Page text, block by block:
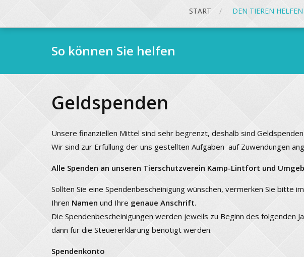
START
DEN TIEREN HELFEN
So können Sie helfen
Geldspenden
Unsere finanziellen Mittel sind sehr begrenzt, deshalb sind
Wir sind zur Erfüllung der uns gestellten Aufgaben auf Zuwendungen
Alle Spenden an unseren Tierschutzverein Kamp-Lintfort und
Sollten Sie eine Spendenbescheinigung wünschen, vermerken Sie bitte
Ihren Namen und Ihre genaue Anschrift.
Die Spendenbescheinigungen werden jeweils zu Beginn des folgenden
dann für die Steuererklärung benötigt werden.
Spendenkonto